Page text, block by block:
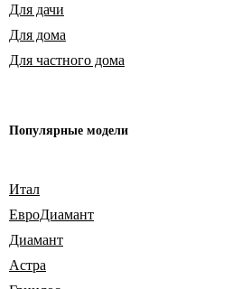
Для дачи
Для дома
Для частного дома
Популярные модели
Итал
ЕвроДиамант
Диамант
Астра